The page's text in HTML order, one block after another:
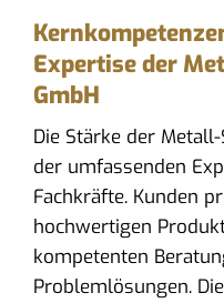
Expertise der
GmbH
Die Stärke der
der umfassenden
Fachkräfte. Kunden
hochwertigen
kompetenten
Problemlösungen.